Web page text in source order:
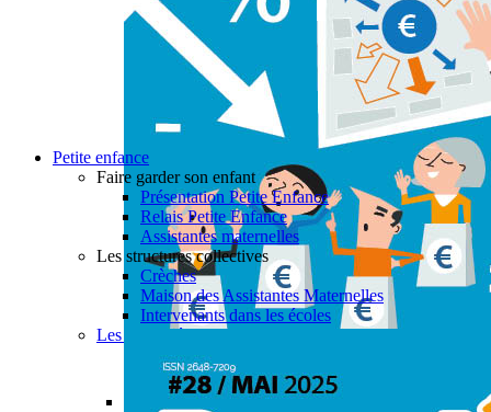
Petite enfance
Faire garder son enfant
Présentation Petite Enfance
Relais Petite Enfance
Assistantes maternelles
Les structures collectives
Crèches
Maison des Assistantes Maternelles
Intervenants dans les écoles
Les actualités petite enfance